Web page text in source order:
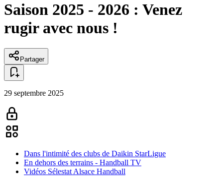
Saison 2025 - 2026 : Venez
rugir avec nous !
Partager
29 septembre 2025
Dans l'intimité des clubs de Daikin StarLigue
En dehors des terrains - Handball TV
Vidéos Sélestat Alsace Handball